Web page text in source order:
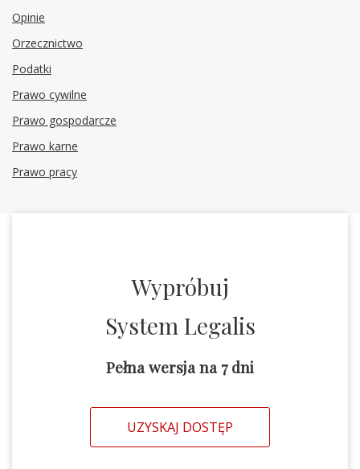
Opinie
Orzecznictwo
Podatki
Prawo cywilne
Prawo gospodarcze
Prawo karne
Prawo pracy
Wypróbuj
System Legalis
Pełna wersja na 7 dni
UZYSKAJ DOSTĘP